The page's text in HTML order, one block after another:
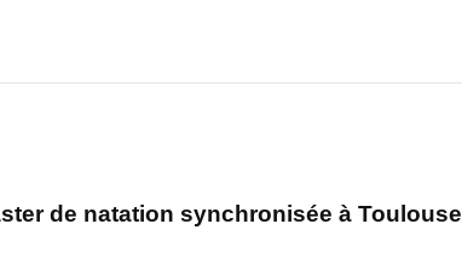
de natation synchronisée à Toulouse